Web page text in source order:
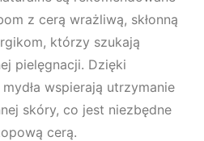
z cerą wrażliwą, skłonną
którzy szukają
pielęgnacji. Dzięki
wspierają utrzymanie
skóry, co jest niezbędne
cerą.